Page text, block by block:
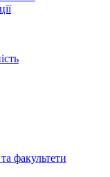
факультети